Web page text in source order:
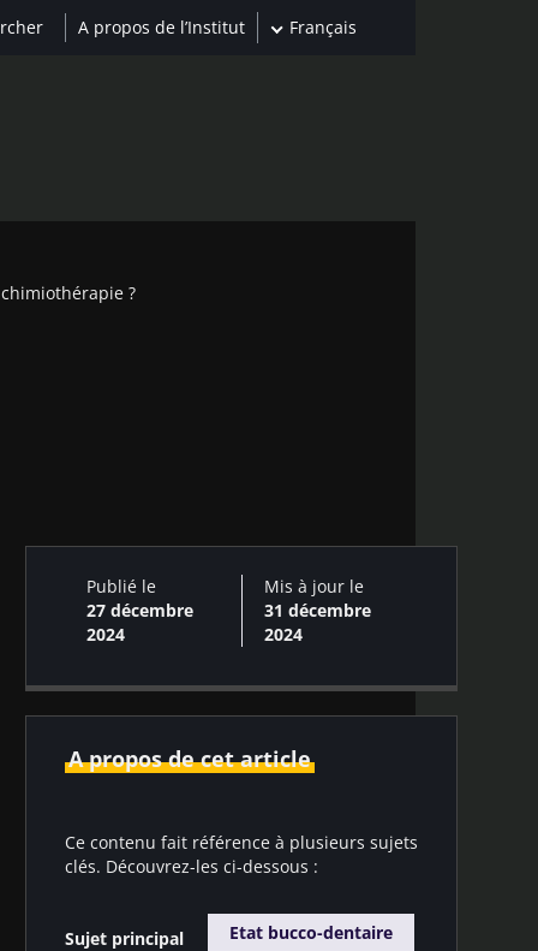
A propos de l’Institut Français
?
Publié le
27 décembre
2024
Mis à jour le
31 décembre
2024
A propos de cet article
Ce contenu fait référence à plusieurs sujets
clés. Découvrez-les ci-dessous :
Sujet principal Etat bucco-dentaire